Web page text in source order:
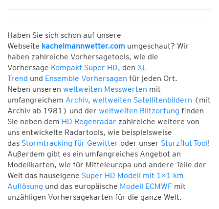
Haben Sie sich schon auf unsere
Webseite kachelmannwetter.com umgeschaut? Wir
haben zahlreiche Vorhersagetools, wie die
Vorhersage Kompakt Super HD, den XL
Trend und Ensemble Vorhersagen für jeden Ort.
Neben unseren weltweiten Messwerten mit
umfangreichem Archiv, weltweiten Satellitenbildern (mit
Archiv ab 1981) und der weltweiten Blitzortung finden
Sie neben dem HD Regenradar zahlreiche weitere von
uns entwickelte Radartools, wie beispielsweise
das Stormtracking für Gewitter oder unser Sturzflut-Tool!
Außerdem gibt es ein umfangreiches Angebot an
Modellkarten, wie für Mitteleuropa und andere Teile der
Welt das hauseigene Super HD Modell mit 1×1 km
Auflösung und das europäische Modell ECMWF mit
unzähligen Vorhersagekarten für die ganze Welt.